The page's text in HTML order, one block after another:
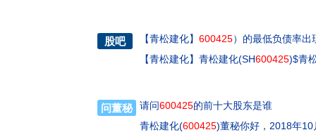
股吧 【青松建化】 600425）的最低负债率
【青松建化】 青松建化(SH600425)$青
问董秘 请问600425的前十大股东是谁
青松建化(600425)董秘你好，2018年